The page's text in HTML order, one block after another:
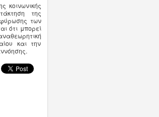
κοινωνικής
της
των
ότι μπορεί
και την